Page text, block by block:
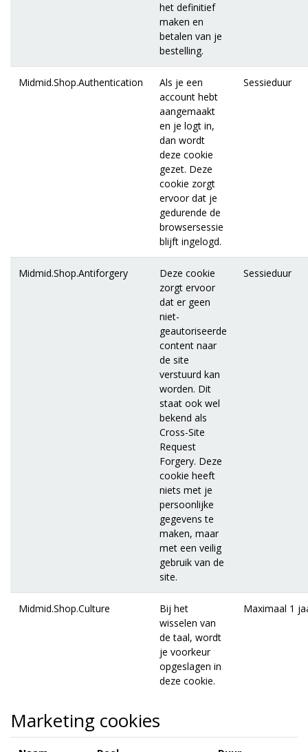
het definitief
maken en
betalen van je
bestelling.
Midmid.Shop.Authentication
Als je een
account hebt
aangemaakt
en je logt in,
dan wordt
deze cookie
gezet. Deze
cookie zorgt
ervoor dat je
gedurende de
browsersessie
blijft ingelogd.
Sessieduur
Midmid.Shop.Antiforgery
Deze cookie
zorgt ervoor
dat er geen
niet-
geautoriseerde
content naar
de site
verstuurd kan
worden. Dit
staat ook wel
bekend als
Cross-Site
Request
Forgery. Deze
cookie heeft
niets met je
persoonlijke
gegevens te
maken, maar
met een veilig
gebruik van de
site.
Sessieduur
Midmid.Shop.Culture
Bij het
wisselen van
de taal, wordt
je voorkeur
opgeslagen in
deze cookie.
Maximaal 1
Marketing cookies